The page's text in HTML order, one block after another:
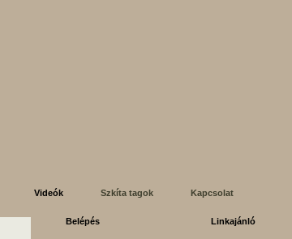
Videók Szkíta tagok Kapcsolat
Belépés Linkajánló